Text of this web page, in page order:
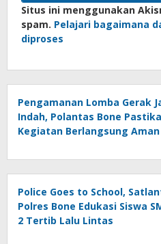
Situs ini menggunakan
spam. Pelajari bagaimana
diproses
Pengamanan Lomba Gerak
Indah, Polantas Bone
Kegiatan Berlangsung
Police Goes to School,
Polres Bone Edukasi Siswa
2 Tertib Lalu Lintas